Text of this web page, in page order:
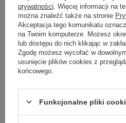
Napisz
Twoja
prywatności . Więcej informacji na
można znaleźć także na stronie
Akceptacja tego komunikatu
na Twoim komputerze. Możesz
lub dostępu do nich klikając w
Zgodę możesz wycofać w
usunięcie plików cookies z
końcowego.
Funkcjonalne pliki